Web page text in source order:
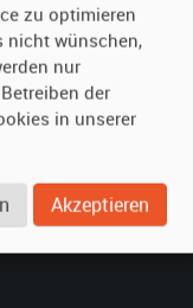
Fragen (FAQ)
zu optimieren
nicht wünschen,
nur
der
in unserer
Akzeptieren